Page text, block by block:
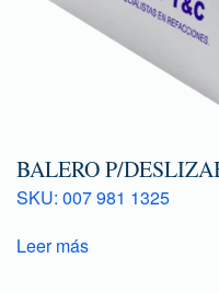
BALERO P/
SKU: 007 981 1325
Leer más